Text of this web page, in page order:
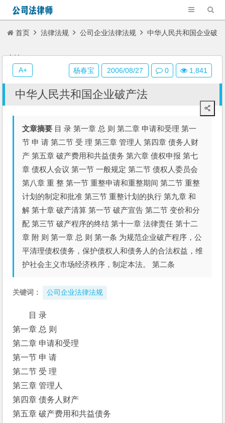
首页 法律法规 公司企业法律法规 中华人民共和国企业破
产法
中华人民共和国企业破产法
文章摘要 目 录 第一章 总 则 第二章 申请和受理 第一
节 申 请 第二节 受 理 第三章 管理人 第四章 债务人财
产 第五章 破产费用和共益债务 第六章 债权申报 第七
章 债权人会议 第一节 一般规定 第二节 债权人委员会
第八章 重 整 第一节 重整申请和重整期间 第二节 重整
计划的制定和批准 第三节 重整计划的执行 第九章 和
解 第十章 破产清算 第一节 破产宣告 第二节 变价和分
配 第三节 破产程序的终结 第十一章 法律责任 第十二
章 附 则 第一章 总 则 第一条 为规范企业破产程序，公
平清理债权债务，保护债权人和债务人的合法权益，维
护社会主义市场经济秩序，制定本法。 第二条
关键词： 公司企业法律法规
目 录
第一章 总 则
第二章 申请和受理
第一节 申 请
第二节 受 理
第三章 管理人
第四章 债务人财产
第五章 破产费用和共益债务
杨春宝 2006/08/27 0 1,841
A+